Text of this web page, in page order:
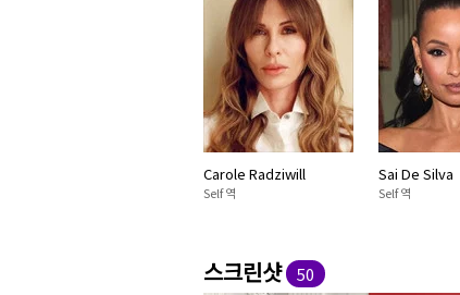
Carole Radziwill
Self 역
Sai De Silva
Self 역
스크린샷 50